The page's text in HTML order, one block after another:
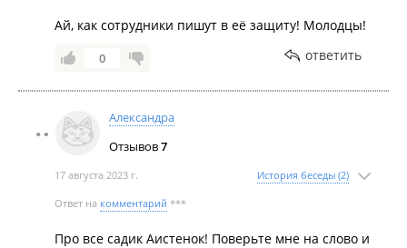
Ай, как сотрудники пишут в её защиту! Молодцы!
0 ответить
Александра
Отзывов7
17 августа 2023 г. История беседы (2)
Ответ на комментарий ***
Про все садик Аистенок! Поверьте мне на слово и